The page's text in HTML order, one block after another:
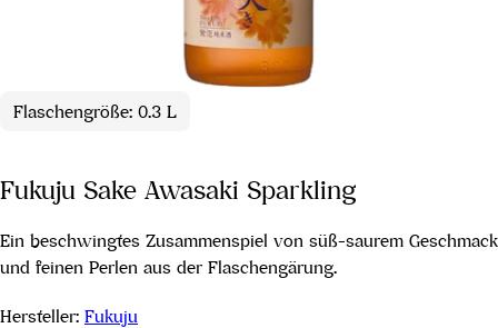
Flaschengröße: 0.3 L
Fukuju Sake Awasaki Sparkling
Ein beschwingtes Zusammenspiel von süß-saurem Geschmack
und feinen Perlen aus der Flaschengärung.
Hersteller: Fukuju